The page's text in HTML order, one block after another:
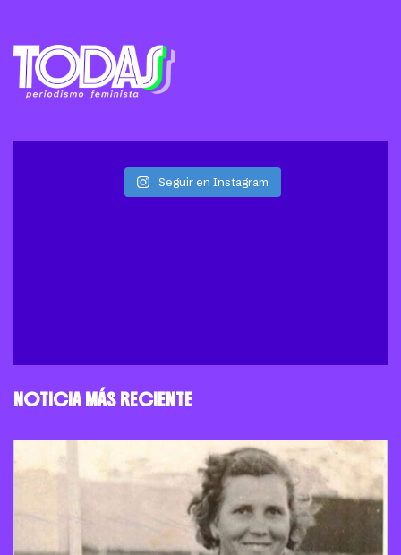
Seguir en Instagram
NOTICIA MÁS RECIENTE